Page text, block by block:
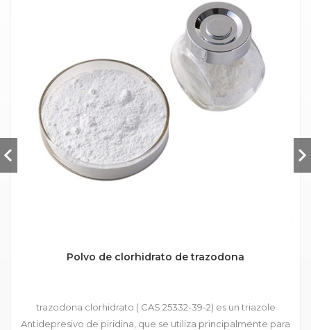
Polvo de clorhidrato de trazodona
trazodona clorhidrato ( CAS 25332-39-2) es un triazole
Antidepresivo de piridina, que se utiliza principalmente para